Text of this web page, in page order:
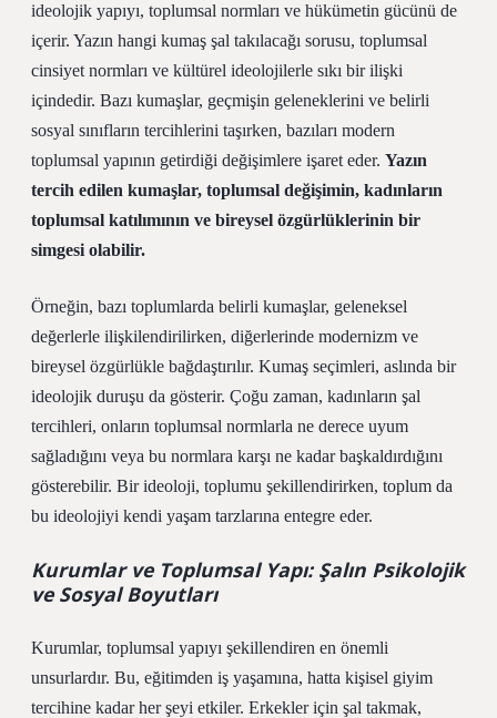
ideolojik yapıyı, toplumsal normları ve hükümetin gücünü de
içerir. Yazın hangi kumaş şal takılacağı sorusu, toplumsal
cinsiyet normları ve kültürel ideolojilerle sıkı bir ilişki
içindedir. Bazı kumaşlar, geçmişin geleneklerini ve belirli
sosyal sınıfların tercihlerini taşırken, bazıları modern
toplumsal yapının getirdiği değişimlere işaret eder. Yazın
tercih edilen kumaşlar, toplumsal değişimin, kadınların
toplumsal katılımının ve bireysel özgürlüklerinin bir
simgesi olabilir.
Örneğin, bazı toplumlarda belirli kumaşlar, geleneksel
değerlerle ilişkilendirilirken, diğerlerinde modernizm ve
bireysel özgürlükle bağdaştırılır. Kumaş seçimleri, aslında bir
ideolojik duruşu da gösterir. Çoğu zaman, kadınların şal
tercihleri, onların toplumsal normlarla ne derece uyum
sağladığını veya bu normlara karşı ne kadar başkaldırdığını
gösterebilir. Bir ideoloji, toplumu şekillendirirken, toplum da
bu ideolojiyi kendi yaşam tarzlarına entegre eder.
Kurumlar ve Toplumsal Yapı: Şalın Psikolojik
ve Sosyal Boyutları
Kurumlar, toplumsal yapıyı şekillendiren en önemli
unsurlardır. Bu, eğitimden iş yaşamına, hatta kişisel giyim
tercihine kadar her şeyi etkiler. Erkekler için şal takmak,